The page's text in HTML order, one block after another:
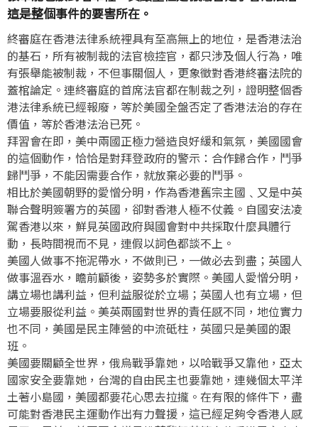
這是整個事件的要害所在。
終審庭在香港法律系統裡具有至高無上的地位，是香港法治
的基石，所有被制裁的法官檢控官，都只涉及個人行為，唯
有張舉能被制裁，不但事關個人，更象徵對香港終審法院的
蓋棺論定。連終審庭的首席法官都在制裁之列，證明整個香
港法律系統已經報廢，等於美國全盤否定了香港法治的存在
價值，等於香港法治已死。
拜習會在即，美中兩國正極力營造良好緩和氣氛，美國國會
的這個動作，恰恰是對拜登政府的警示：合作歸合作，鬥爭
歸鬥爭，不能因需要合作，就放棄必要的鬥爭。
相比於美國朝野的愛憎分明，作為香港舊宗主國﹑又是中英
聯合聲明簽署方的英國，卻對香港人極不仗義。自國安法凌
駕香港以來，鮮見英國政府與國會對中共採取什麼具體行
動，長時間視而不見，連假以詞色都談不上。
美國人做事不拖泥帶水，不做則已，一做必去到盡；英國人
做事溫吞水，瞻前顧後，姿勢多於實際。美國人愛憎分明，
講立場也講利益，但利益服從於立場；英國人也有立場，但
立場要服從利益。美英兩國對世界的責任感不同，地位實力
也不同，美國是民主陣營的中流砥柱，英國只是美國的跟
班。
美國要關顧全世界，俄烏戰爭靠她，以哈戰爭又靠他，亞太
國家安全要靠她，台灣的自由民主也要靠她，連幾個太平洋
土著小島國，美國都要花心思去拉攏。在有限的條件下，盡
可能對香港民主運動作出有力聲援，這已經足夠令香港人感